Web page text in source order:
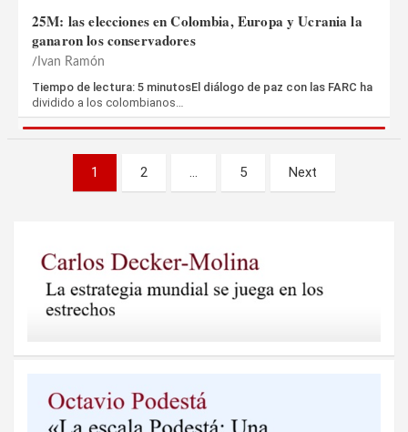
25M: las elecciones en Colombia, Europa y Ucrania la
ganaron los conservadores
Ivan Ramón
Tiempo de lectura: 5 minutosEl diálogo de paz con las FARC ha
dividido a los colombianos…
Paginación
1 2 … 5 Next